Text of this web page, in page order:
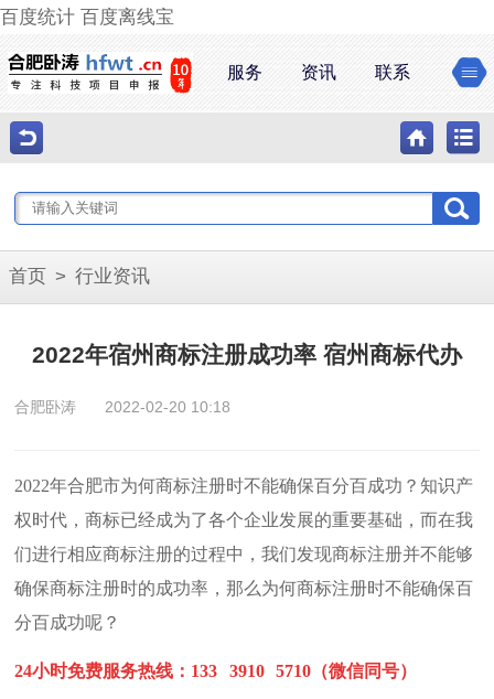
百度统计 百度离线宝
服务 资讯 联系
首页 > 行业资讯
2022年宿州商标注册成功率 宿州商标代办
合肥卧涛 2022-02-20 10:18
2022年合肥市为何商标注册时不能确保百分百成功？知识产
权时代，商标已经成为了各个企业发展的重要基础，而在我
们进行相应商标注册的过程中，我们发现商标注册并不能够
确保商标注册时的成功率，那么为何商标注册时不能确保百
分百成功呢？
24小时免费服务热线：133 3910 5710（微信同号）